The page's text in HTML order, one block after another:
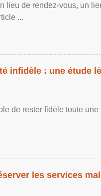
lieu de rendez-vous, un
...
infidèle : une étude
de rester fidèle toute
les services